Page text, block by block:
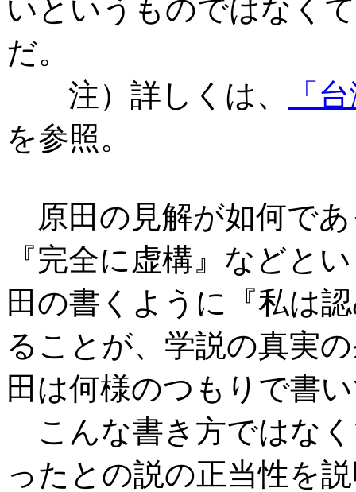
いというものではなく
だ。
注）詳しくは、
「
を参照。
原田の見解が如何で
『完全に虚構』などと
田の書くように『私は
ることが、学説の真実
田は何様のつもりで書
こんな書き方ではな
ったとの説の正当性を